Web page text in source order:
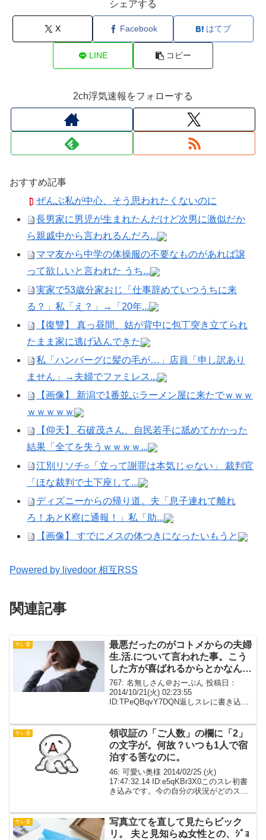
シェアする
X Facebook はてブ
LINE コピー
2ch浮気速報をフォローする
おすすめ記事
ぜんぶ私が中心、そう思われたくないのに
長男家に男児が生まれたんだけど次男に激似だか
ら親戚中から言われるんだろ...
ママ友から中学の体操服の不要なものがあれば譲
って欲しいと言われた うち...
実家で53歳分家おじ「仕事辞めていつうちに来
る？」私「え？」→「20年...
【復讐】 真っ昼間、姑が背中に包丁突き立てられ
たまま家に逃げ込んできた
私「ハンバーグに髪の毛が…」店員「申し訳あり
ません」→夫婦でファミレス...
【画像】 新潟で1番並ぶラーメン屋に来たでｗｗｗ
ｗｗｗｗｗ
【仰天】 石破茂さん、自民若手に舐めてかかった
結果「全てを失うｗｗｗｗ...
江別リソチ○「立って謝罪は本気じゃない」 裁判官
「ほな裁判で土下座して...
ディズニーからの帰り道。夫「息子連れて離れ
ろ！あとK察に通報！」私「助...
【画像】 すでにメスの体つきになったいもうと
Powered by livedoor 相互RSS
関連記事
サレ妻
最悪だったのがコトメからの夫婦
生.活.について言われた事。こう
した方が喜ばれるからとかなんと
か。信じられなかった。
767: 名無しさん＠おーぷん 投稿日：
2014/10/21(火) 02:23:55
ID:TPeQBqvY7DQN返しスレに書き込も
れて終わった話です。好きあって結婚...
サレ妻
領収証の「ご人数」の欄に「2」
の文字が。何故？いつも1人で宿
泊する筈なのに。
46: 可愛い奥様 2014/02/25 (火)
17:47:32.14 ID:e5qKBr3X0このスレ初書
き込みです。今の自分の状況がどのスレ
昨日から東京出張の主人...
サレ妻
写真立てを直して見たらビック
リ。 夫と見知らぬ女性との、ｼﾞｮ